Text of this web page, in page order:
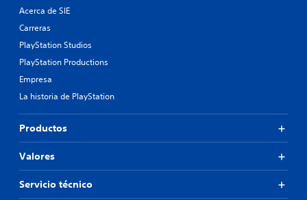
Acerca de SIE
Carreras
PlayStation Studios
PlayStation Productions
Empresa
La historia de PlayStation
Productos
Valores
Servicio técnico